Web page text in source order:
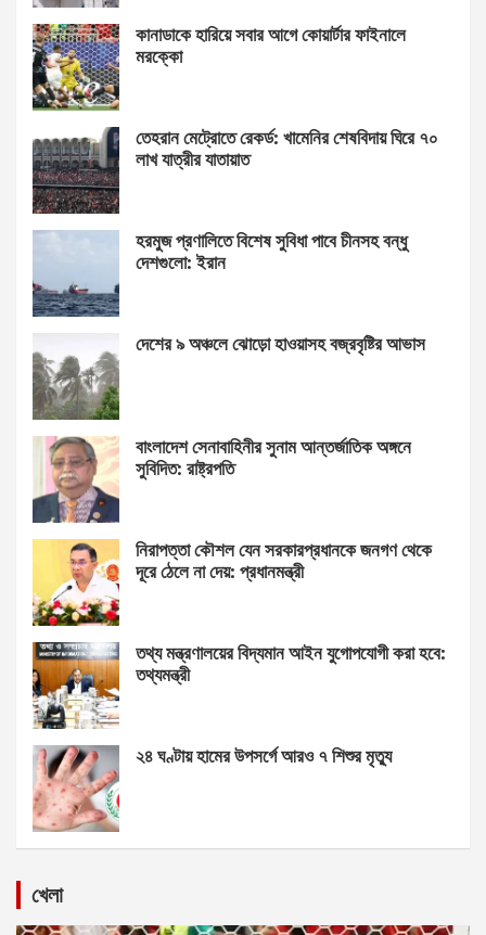
কানাডাকে হারিয়ে সবার আগে কোয়ার্টার ফাইনালে
মরক্কো
তেহরান মেট্রোতে রেকর্ড: খামেনির শেষবিদায় ঘিরে ৭০
লাখ যাত্রীর যাতায়াত
হরমুজ প্রণালিতে বিশেষ সুবিধা পাবে চীনসহ বন্ধু
দেশগুলো: ইরান
দেশের ৯ অঞ্চলে ঝোড়ো হাওয়াসহ বজ্রবৃষ্টির আভাস
বাংলাদেশ সেনাবাহিনীর সুনাম আন্তর্জাতিক অঙ্গনে
সুবিদিত: রাষ্ট্রপতি
নিরাপত্তা কৌশল যেন সরকারপ্রধানকে জনগণ থেকে
দূরে ঠেলে না দেয়: প্রধানমন্ত্রী
তথ্য মন্ত্রণালয়ের বিদ্যমান আইন যুগোপযোগী করা হবে:
তথ্যমন্ত্রী
২৪ ঘণ্টায় হামের উপসর্গে আরও ৭ শিশুর মৃত্যু
খেলা